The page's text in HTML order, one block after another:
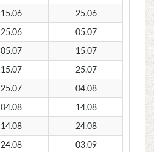
15.06
25.06
25.06
05.07
05.07
15.07
15.07
25.07
25.07
04.08
04.08
14.08
14.08
24.08
24.08
03.09